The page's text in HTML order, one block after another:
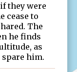
they were
cease to
The
he finds
as
spare him.